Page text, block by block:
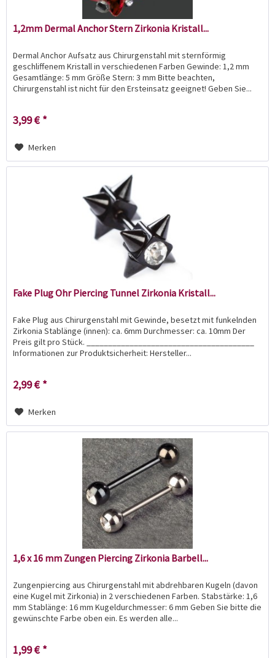
1,2mm Dermal Anchor Stern Zirkonia Kristall...
Dermal Anchor Aufsatz aus Chirurgenstahl mit sternförmig
geschliffenem Kristall in verschiedenen Farben Gewinde: 1,2 mm
Gesamtlänge: 5 mm Größe Stern: 3 mm Bitte beachten,
Chirurgenstahl ist nicht für den Ersteinsatz geeignet! Geben Sie...
3,99 € *
Merken
Fake Plug Ohr Piercing Tunnel Zirkonia Kristall...
Fake Plug aus Chirurgenstahl mit Gewinde, besetzt mit funkelnden
Zirkonia Stablänge (innen): ca. 6mm Durchmesser: ca. 10mm Der
Preis gilt pro Stück. _______________________________________
Informationen zur Produktsicherheit: Hersteller...
2,99 € *
Merken
1,6 x 16 mm Zungen Piercing Zirkonia Barbell...
Zungenpiercing aus Chirurgenstahl mit abdrehbaren Kugeln (davon
eine Kugel mit Zirkonia) in 2 verschiedenen Farben. Stabstärke: 1,6
mm Stablänge: 16 mm Kugeldurchmesser: 6 mm Geben Sie bitte die
gewünschte Farbe oben ein. Es werden alle...
1,99 € *